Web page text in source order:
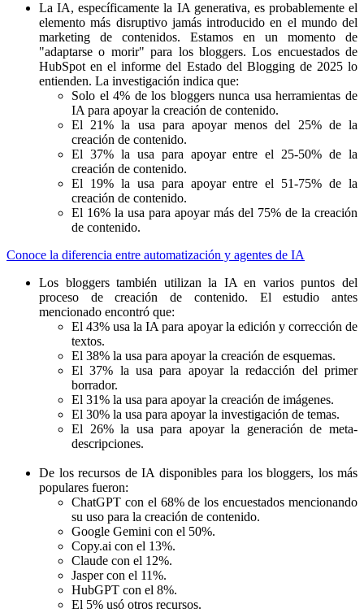
La IA, específicamente la IA generativa, es probablemente el
elemento más disruptivo jamás introducido en el mundo del
marketing de contenidos. Estamos en un momento de
"adaptarse o morir" para los bloggers. Los encuestados de
HubSpot en el informe del Estado del Blogging de 2025 lo
entienden. La investigación indica que:
Solo el 4% de los bloggers nunca usa herramientas de
IA para apoyar la creación de contenido.
El 21% la usa para apoyar menos del 25% de la
creación de contenido.
El 37% la usa para apoyar entre el 25-50% de la
creación de contenido.
El 19% la usa para apoyar entre el 51-75% de la
creación de contenido.
El 16% la usa para apoyar más del 75% de la creación
de contenido.
Conoce la diferencia entre automatización y agentes de IA
Los bloggers también utilizan la IA en varios puntos del
proceso de creación de contenido. El estudio antes
mencionado encontró que:
El 43% usa la IA para apoyar la edición y corrección de
textos.
El 38% la usa para apoyar la creación de esquemas.
El 37% la usa para apoyar la redacción del primer
borrador.
El 31% la usa para apoyar la creación de imágenes.
El 30% la usa para apoyar la investigación de temas.
El 26% la usa para apoyar la generación de meta-
descripciones.
De los recursos de IA disponibles para los bloggers, los más
populares fueron:
ChatGPT con el 68% de los encuestados mencionando
su uso para la creación de contenido.
Google Gemini con el 50%.
Copy.ai con el 13%.
Claude con el 12%.
Jasper con el 11%.
HubGPT con el 8%.
El 5% usó otros recursos.